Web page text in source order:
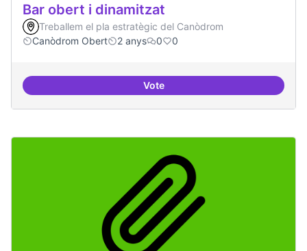
Bar obert i dinamitzat
Treballem el pla estratègic del Canòdrom
Canòdrom Obert
2 anys 0 0
VoteBar obert i dinamitzat